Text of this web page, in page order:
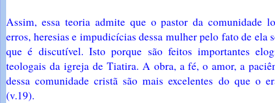
Assim, essa teoria admite que o pastor da comunidade
erros, heresias e impudicícias dessa mulher pelo fato de ela
que é discutível. Isto porque são feitos importantes
teologais da igreja de Tiatira. A obra, a fé, o amor, a
dessa comunidade cristã são mais excelentes do que o
(v.19).